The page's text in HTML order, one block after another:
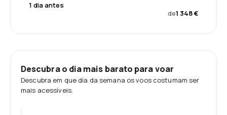
1 dia antes
de1 348 €
Descubra o dia mais barato para voar
Descubra em que dia da semana os voos costumam ser
mais acessíveis.